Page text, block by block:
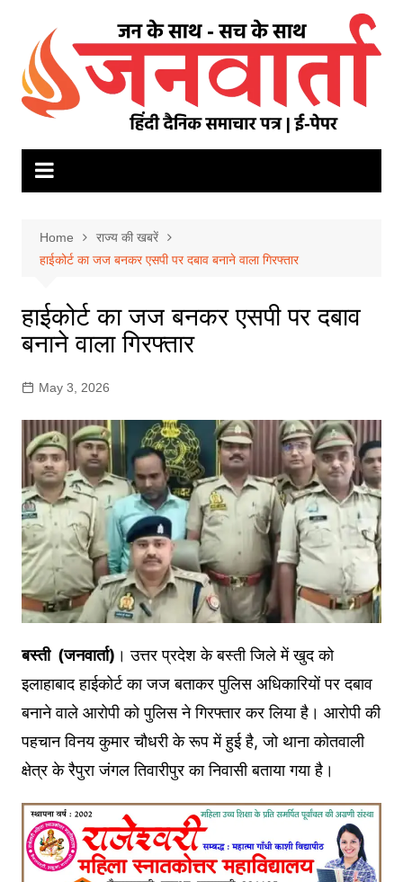
content
Home
राज्य की खबरें
हाईकोर्ट का जज बनकर एसपी पर दबाव बनाने वाला गिरफ्तार
हाईकोर्ट का जज बनकर एसपी पर दबाव
बनाने वाला गिरफ्तार
May 3, 2026
बस्ती (जनवार्ता) । उत्तर प्रदेश के बस्ती जिले में खुद को
इलाहाबाद हाईकोर्ट का जज बताकर पुलिस अधिकारियों पर दबाव
बनाने वाले आरोपी को पुलिस ने गिरफ्तार कर लिया है। आरोपी की
पहचान विनय कुमार चौधरी के रूप में हुई है, जो थाना कोतवाली
क्षेत्र के रैपुरा जंगल तिवारीपुर का निवासी बताया गया है।